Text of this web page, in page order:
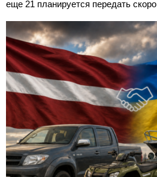
еще 21 планируется передать скоро